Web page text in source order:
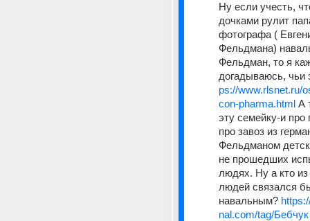
Ну если учесть,
дочками рулит
фотографа (
Фельдмана)
Фельдман, то я
догадываюсь, чьи
ps://www.rlsnet.ru/
con-pharma.html А
эту семейку-и
про завоз из
Фельдманом
не прошедших
людях. Ну а кто
людей связался
навальным?
nal.com/tag/